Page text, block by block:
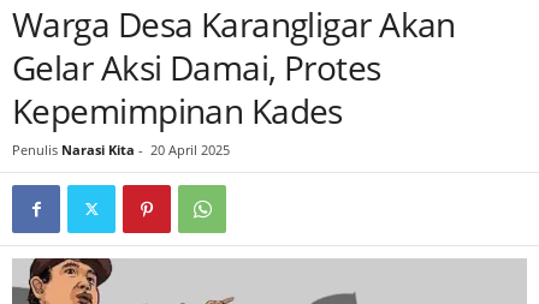
Warga Desa Karangligar Akan
Gelar Aksi Damai, Protes
Kepemimpinan Kades
Penulis Narasi Kita - 20 April 2025